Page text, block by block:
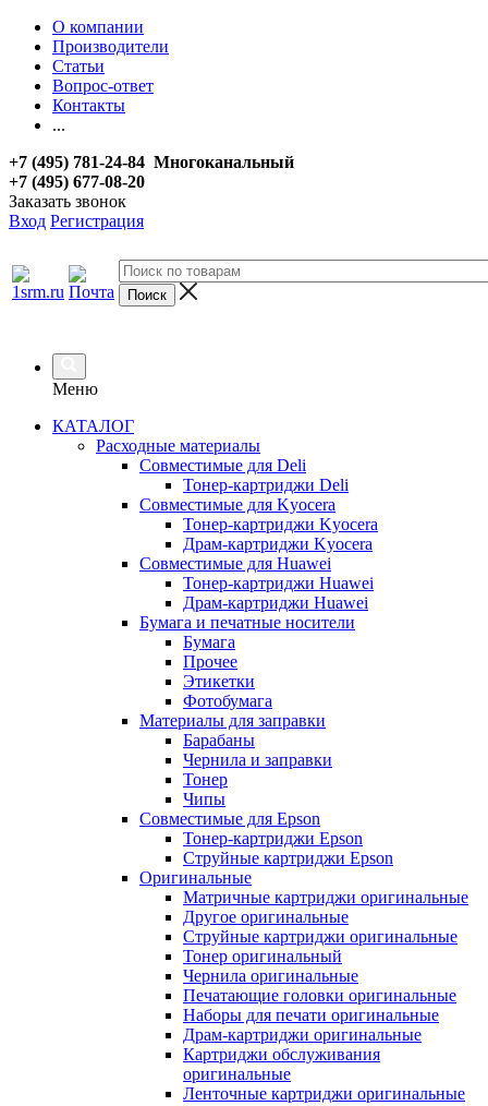
О компании
Производители
Статьи
Вопрос-ответ
Контакты
...
+7 (495) 781-24-84 Многоканальный
+7 (495) 677-08-20
Заказать звонок
Вход Регистрация
Меню
КАТАЛОГ
Расходные материалы
Совместимые для Deli
Тонер-картриджи Deli
Совместимые для Kyocera
Тонер-картриджи Kyocera
Драм-картриджи Kyocera
Совместимые для Huawei
Тонер-картриджи Huawei
Драм-картриджи Huawei
Бумага и печатные носители
Бумага
Прочее
Этикетки
Фотобумага
Материалы для заправки
Барабаны
Чернила и заправки
Тонер
Чипы
Совместимые для Epson
Тонер-картриджи Epson
Струйные картриджи Epson
Оригинальные
Матричные картриджи оригинальные
Другое оригинальные
Струйные картриджи оригинальные
Тонер оригинальный
Чернила оригинальные
Печатающие головки оригинальные
Наборы для печати оригинальные
Драм-картриджи оригинальные
Картриджи обслуживания
оригинальные
Ленточные картриджи оригинальные